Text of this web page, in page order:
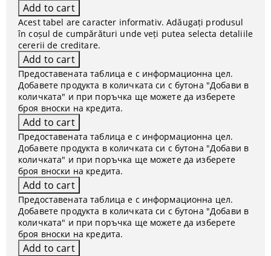
Acest tabel are caracter informativ. Adăugați produsul
în coșul de cumpărături unde veți putea selecta detaliile
cererii de creditare.
Предоставената таблица е с информационна цел.
Добавете продукта в количката си с бутона "Добави в
количката" и при поръчка ще можете да изберете
броя вноски на кредита.
Предоставената таблица е с информационна цел.
Добавете продукта в количката си с бутона "Добави в
количката" и при поръчка ще можете да изберете
броя вноски на кредита.
Предоставената таблица е с информационна цел.
Добавете продукта в количката си с бутона "Добави в
количката" и при поръчка ще можете да изберете
броя вноски на кредита.